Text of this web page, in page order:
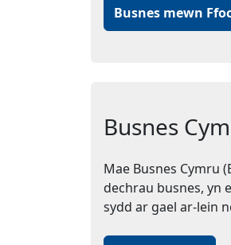
Busnes mewn
Busnes
Mae Busnes Cymru
dechrau busnes, yn
sydd ar gael ar-lein